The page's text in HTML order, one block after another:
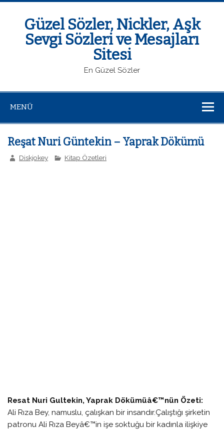
Güzel Sözler, Nickler, Aşk
Sevgi Sözleri ve Mesajları
Sitesi
En Güzel Sözler
MENÜ
Reşat Nuri Güntekin – Yaprak Dökümü
Diskjokey Kitap Özetleri
Resat Nuri Gultekin, Yaprak Dökümüâ€™nün Özeti:
Ali Rıza Bey, namuslu, çalışkan bir insandır.Çalıştığı şirketin
patronu Ali Rıza Beyâ€™in işe soktuğu bir kadınla ilişkiye